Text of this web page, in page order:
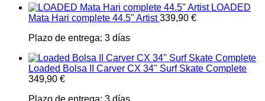
LOADED
Mata Hari complete 44.5" Artist 339,90 €
Plazo de entrega: 3 días
Loaded Bolsa II Carver CX 34" Surf Skate Complete
349,90 €
Plazo de entrega: 3 días